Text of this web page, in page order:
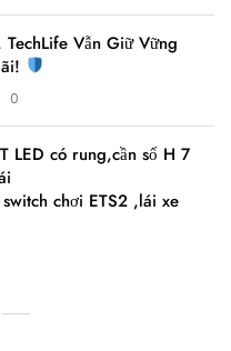
Vẫn Giữ Vững
0
LED có rung,cần số H 7
chơi ETS2 ,lái xe